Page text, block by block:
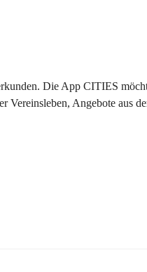
Die App CITIES
Vereinsleben, Angebote aus